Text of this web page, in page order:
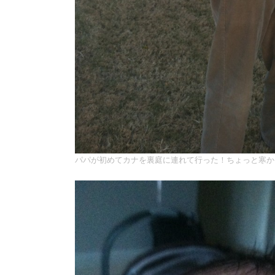
パパが初めてカナを裏庭に連れて行った！ちょっと寒